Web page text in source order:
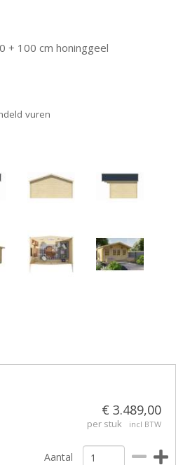
+ 100 cm honinggeel
vuren
€ 3.489,00
per stuk incl BTW
Aantal